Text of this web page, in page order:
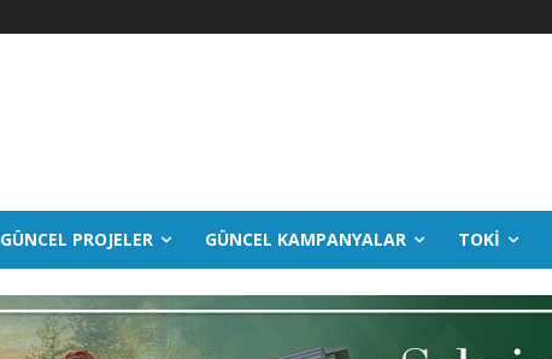
GÜNCEL PROJELER GÜNCEL KAMPANYALAR TOKİ